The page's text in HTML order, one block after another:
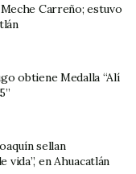
Carreño; estuvo
obtiene Medalla “Alí
sellan
vida”, en Ahuacatlán